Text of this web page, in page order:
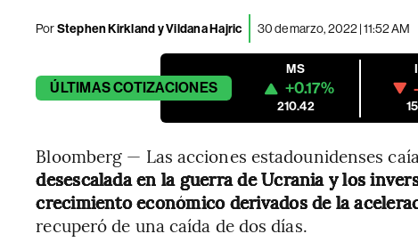
PorStephen Kirkland y Vildana Hajric 30 de marzo, 2022 | 11:52 AM
ÚLTIMASCOTIZACIONES
MS
+0.17%
210.42
Bloomberg — Las acciones estadounidenses
desescalada en la guerra de Ucrania y los
crecimiento económico derivados de la
recuperó de una caída de dos días.